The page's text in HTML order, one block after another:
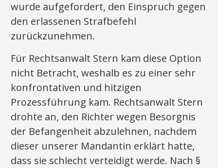
wurde aufgefordert, den Einspruch gegen
den erlassenen Strafbefehl
zurückzunehmen.
Für Rechtsanwalt Stern kam diese Option
nicht Betracht, weshalb es zu einer sehr
konfrontativen und hitzigen
Prozessführung kam. Rechtsanwalt Stern
drohte an, den Richter wegen Besorgnis
der Befangenheit abzulehnen, nachdem
dieser unserer Mandantin erklärt hatte,
dass sie schlecht verteidigt werde. Nach §